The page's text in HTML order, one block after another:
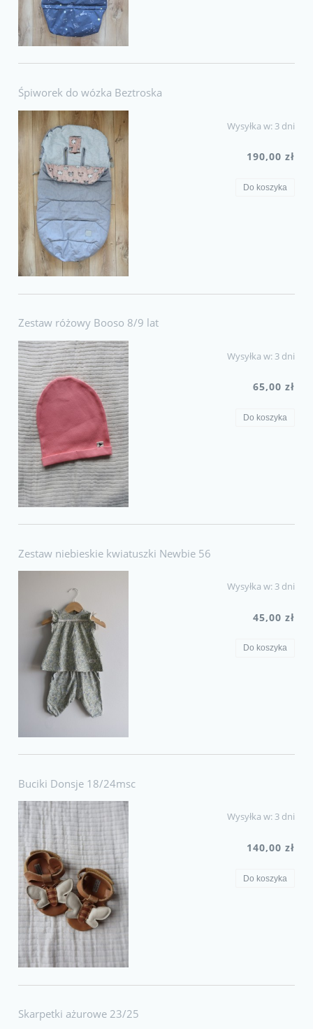
Śpiworek do wózka Beztroska
Wysyłka w: 3 dni
190,00 zł
Do koszyka
Zestaw różowy Booso 8/9 lat
Wysyłka w: 3 dni
65,00 zł
Do koszyka
Zestaw niebieskie kwiatuszki Newbie 56
Wysyłka w: 3 dni
45,00 zł
Do koszyka
Buciki Donsje 18/24msc
Wysyłka w: 3 dni
140,00 zł
Do koszyka
Skarpetki ażurowe 23/25